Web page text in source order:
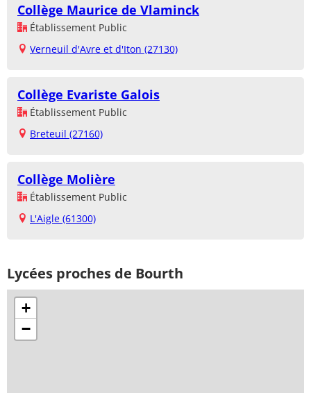
Collège Maurice de Vlaminck
Établissement Public
Verneuil d'Avre et d'Iton (27130)
Collège Evariste Galois
Établissement Public
Breteuil (27160)
Collège Molière
Établissement Public
L'Aigle (61300)
Lycées proches de Bourth
+
−